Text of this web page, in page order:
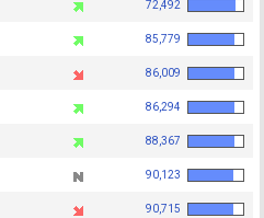
72,492
85,779
86,009
86,294
88,367
90,123
90,715